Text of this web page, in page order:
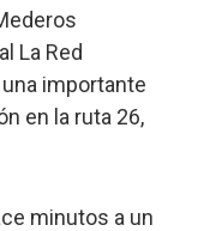
La Red
importante
en la ruta 26,
minutos a un